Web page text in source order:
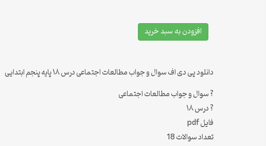
افزودن به سبد خرید
دانلود پی دی اف سوال و جواب مطالعات اجتماعی درس ۱۸ پایه پنجم ابتدایی
? سوال و جواب مطالعات اجتماعی
? درس ۱۸
فایل pdf
تعداد سوالات 18